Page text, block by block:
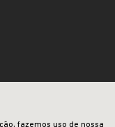
é a vida.
fazemos uso de nossa